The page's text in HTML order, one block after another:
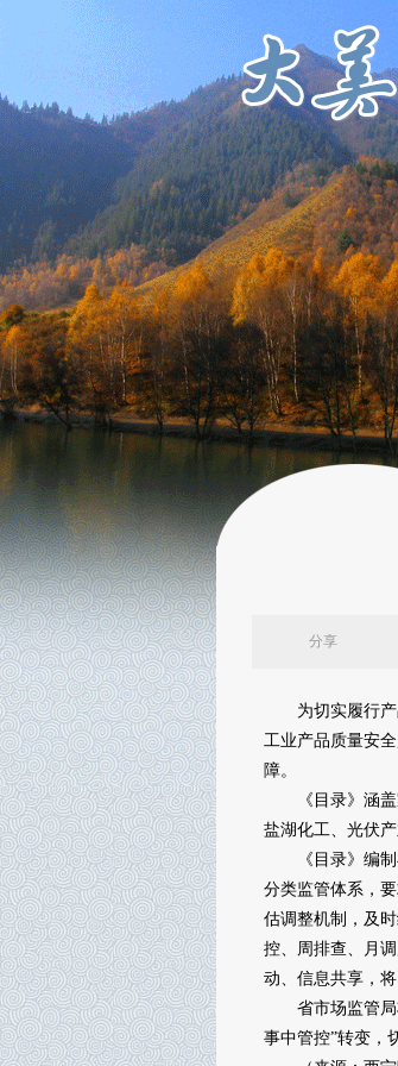
分享
为切实履行产品
工业产品质量安
障。
《目录》涵盖家
盐湖化工、光伏
《目录》编制与
分类监管体系，
估调整机制，及
控、周排查、月
动、信息共享，
省市场监管局将
事中管控”转变，